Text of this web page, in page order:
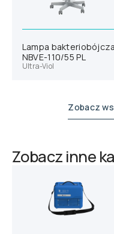
Lampa bakteriobójcza
NBVE-110/55 PL
Ultra-Viol
Zobacz
Zobacz inne